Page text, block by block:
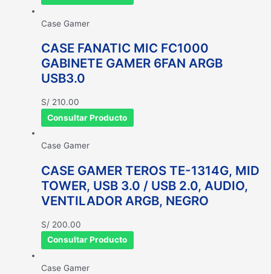
Case Gamer
CASE FANATIC MIC FC1000
GABINETE GAMER 6FAN ARGB
USB3.0
S/ 210.00
Consultar Producto
Case Gamer
CASE GAMER TEROS TE-1314G, MID
TOWER, USB 3.0 / USB 2.0, AUDIO,
VENTILADOR ARGB, NEGRO
S/ 200.00
Consultar Producto
Case Gamer